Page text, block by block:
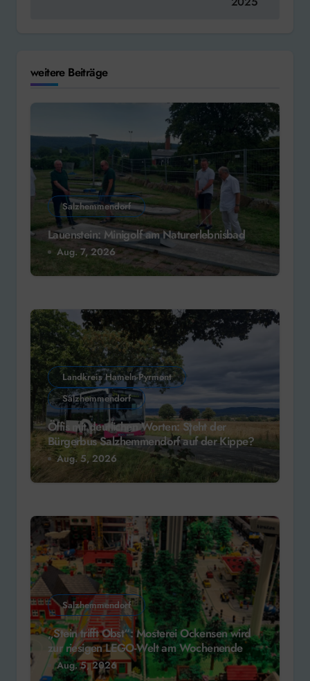
weitere Beiträge
Salzhemmendorf
Lauenstein: Minigolf am Naturerlebnisbad
Aug. 7, 2026
Landkreis Hameln-Pyrmont
Salzhemmendorf
Öffis mit deutlichen Worten: Steht der
Bürgerbus Salzhemmendorf auf der Kippe?
Aug. 5, 2026
Salzhemmendorf
„Stein trifft Obst“: Mosterei Ockensen wird
zur riesigen LEGO-Welt am Wochenende
Aug. 5, 2026